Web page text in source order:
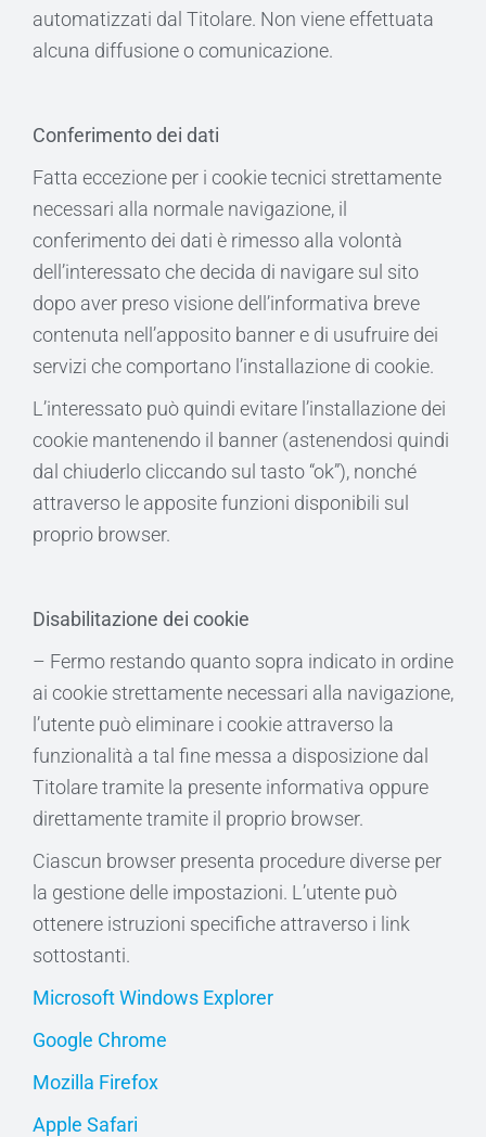
automatizzati dal Titolare. Non viene effettuata
alcuna diffusione o comunicazione.
Conferimento dei dati
Fatta eccezione per i cookie tecnici strettamente
necessari alla normale navigazione, il
conferimento dei dati è rimesso alla volontà
dell’interessato che decida di navigare sul sito
dopo aver preso visione dell’informativa breve
contenuta nell’apposito banner e di usufruire dei
servizi che comportano l’installazione di cookie.
L’interessato può quindi evitare l’installazione dei
cookie mantenendo il banner (astenendosi quindi
dal chiuderlo cliccando sul tasto “ok”), nonché
attraverso le apposite funzioni disponibili sul
proprio browser.
Disabilitazione dei cookie
– Fermo restando quanto sopra indicato in ordine
ai cookie strettamente necessari alla navigazione,
l’utente può eliminare i cookie attraverso la
funzionalità a tal fine messa a disposizione dal
Titolare tramite la presente informativa oppure
direttamente tramite il proprio browser.
Ciascun browser presenta procedure diverse per
la gestione delle impostazioni. L’utente può
ottenere istruzioni specifiche attraverso i link
sottostanti.
Microsoft Windows Explorer
Google Chrome
Mozilla Firefox
Apple Safari